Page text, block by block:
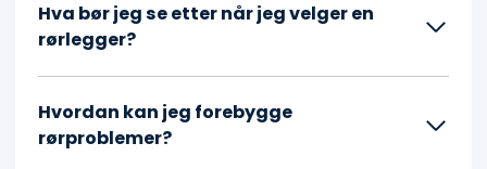
Hva bør jeg se etter når jeg velger en
rørlegger?
Hvordan kan jeg forebygge
rørproblemer?